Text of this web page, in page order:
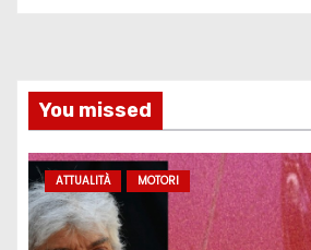
You missed
ATTUALITÀ MOTORI